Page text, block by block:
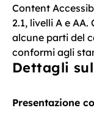
Content
2.1, livelli A e
alcune parti del
conformi agli
Dettagli
Presentazione